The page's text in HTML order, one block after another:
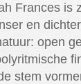
Frances is
en
open
stem